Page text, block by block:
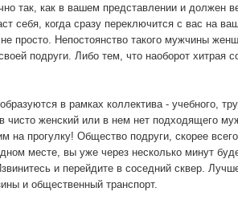
так, как в вашем представлении и должен
себя, когда сразу переключится с вас на
просто. Непостоянство такого мужчины
подруги. Либо тем, что наоборот хитрая
в рамках коллектива - учебного,
чисто женский или в нем нет подходящего
на прогулку! Общество подруги, скорее
месте, вы уже через несколько минут
и перейдите в соседний сквер.
и общественный транспорт.